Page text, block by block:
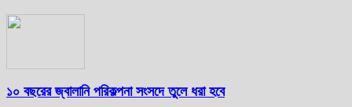
১০ বছরের জ্বালানি পরিকল্পনা সংসদে তুলে ধরা হবে